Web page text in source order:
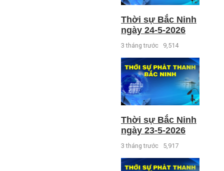
Thời sự Bắc Ninh
ngày 24-5-2026
3 tháng trước 9,514
Thời sự Bắc Ninh
ngày 23-5-2026
3 tháng trước 5,917